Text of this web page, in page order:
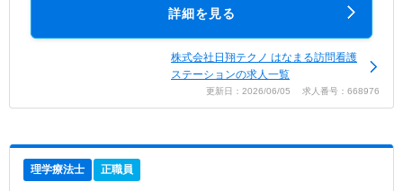
詳細を見る
株式会社日翔テクノ はなまる訪問看護
ステーションの求人一覧
更新日：2026/06/05 求人番号：668976
理学療法士 正職員